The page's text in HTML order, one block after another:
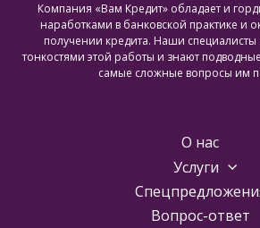
Компания «Вам Кредит» обладает и
наработками в банковской практике и
получении кредита. Наши
тонкостями этой работы и знают
самые сложные вопросы им
О нас
Услуги
Вопрос-ответ